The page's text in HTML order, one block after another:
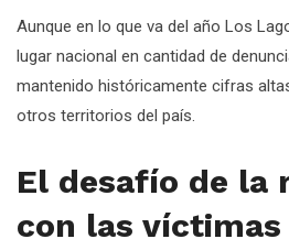
Aunque en lo que va del año Los
lugar nacional en cantidad de
mantenido históricamente cifras
otros territorios del país.
El desafío de la
con las víctimas